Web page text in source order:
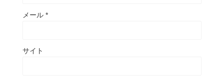
メール *
サイト